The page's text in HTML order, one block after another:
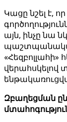
Կացը նշել է,
այն, ինչը նա
վերահսկելով
Զբաղեցման